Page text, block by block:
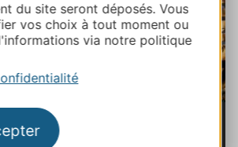
du site seront déposés. Vous
vos choix à tout moment ou
via notre politique
Les Cabanes dans les Bois
dans les